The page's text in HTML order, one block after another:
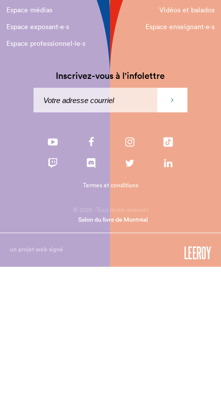
Espace médias
Vidéos et balados
Espace exposant·e⋅s
Espace enseignant·e⋅s
Espace professionnel·le⋅s
Inscrivez-vous à l'infolettre
© 2026 - Tous droits réservés
Termes et conditions
un projet web signé